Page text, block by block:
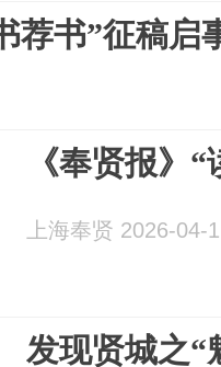
荐书”征稿启
《奉贤报》
上海奉贤 2026-04-
发现贤城之“